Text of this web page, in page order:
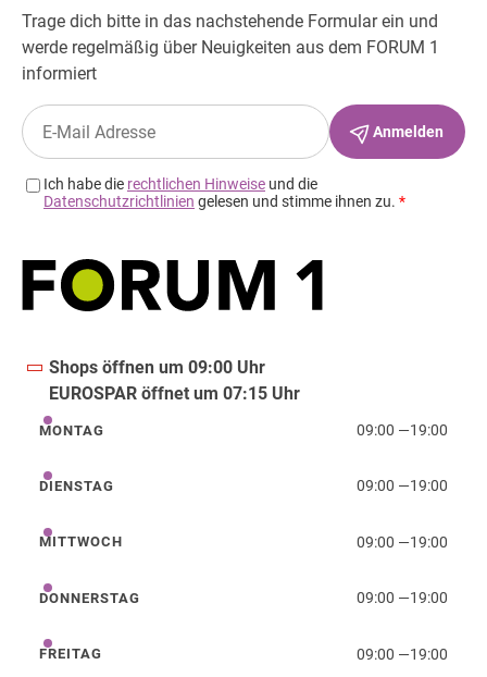
Shops öffnen um 09:00 Uhr
EUROSPAR öffnet um 07:15 Uhr
Montag
MONTAG 09:00 —19:00
Dienstag
DIENSTAG 09:00 —19:00
Mittwoch
MITTWOCH 09:00 —19:00
Donnerstag
DONNERSTAG 09:00 —19:00
Freitag
FREITAG 09:00 —19:00